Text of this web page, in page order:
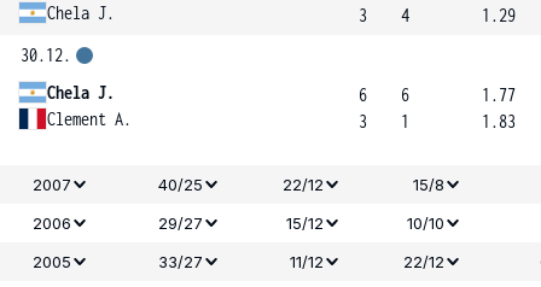
Chela J.
3
4
1.29
30.12.
Chela J.
Clement A.
6
3
6
1
1.77
1.83
2007 40/25 22/12 15/8
2006
29/27 15/12 10/10
2005
33/27 11/12 22/12